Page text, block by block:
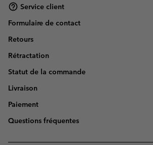
Service client
Formulaire de contact
Retours
Rétractation
Statut de la commande
Livraison
Paiement
Questions fréquentes